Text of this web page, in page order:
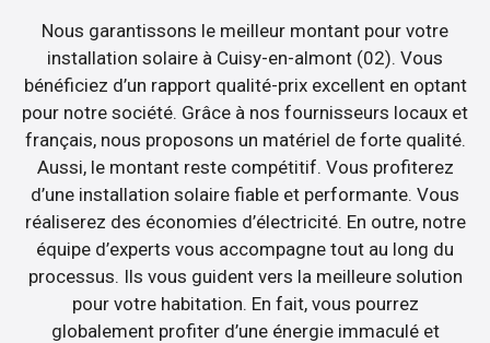
Nous garantissons le meilleur montant pour votre
installation solaire à Cuisy-en-almont (02). Vous
bénéficiez d’un rapport qualité-prix excellent en optant
pour notre société. Grâce à nos fournisseurs locaux et
français, nous proposons un matériel de forte qualité.
Aussi, le montant reste compétitif. Vous profiterez
d’une installation solaire fiable et performante. Vous
réaliserez des économies d’électricité. En outre, notre
équipe d’experts vous accompagne tout au long du
processus. Ils vous guident vers la meilleure solution
pour votre habitation. En fait, vous pourrez
globalement profiter d’une énergie immaculé et